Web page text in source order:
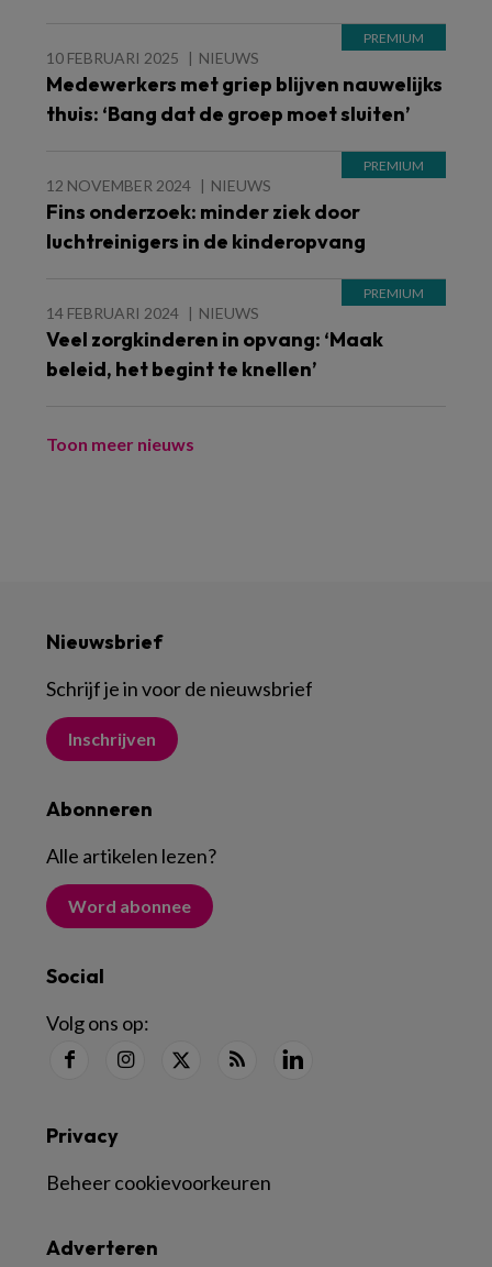
10 FEBRUARI 2025 NIEUWS
Medewerkers met griep blijven nauwelijks
thuis: ‘Bang dat de groep moet sluiten’
12 NOVEMBER 2024 NIEUWS
Fins onderzoek: minder ziek door
luchtreinigers in de kinderopvang
14 FEBRUARI 2024 NIEUWS
Veel zorgkinderen in opvang: ‘Maak
beleid, het begint te knellen’
Toon meer nieuws
Nieuwsbrief
Schrijf je in voor de nieuwsbrief
Inschrijven
Abonneren
Alle artikelen lezen?
Word abonnee
Social
Volg ons op:
Adverteren
Privacy
Beheer cookievoorkeuren